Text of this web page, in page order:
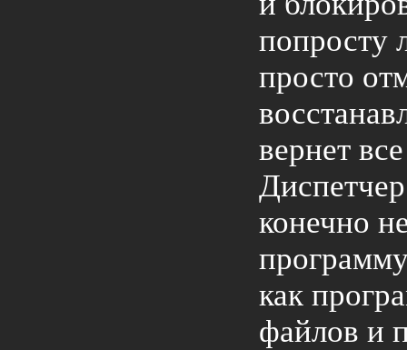
попросту
просто
вернет
конечно
как
файлов и